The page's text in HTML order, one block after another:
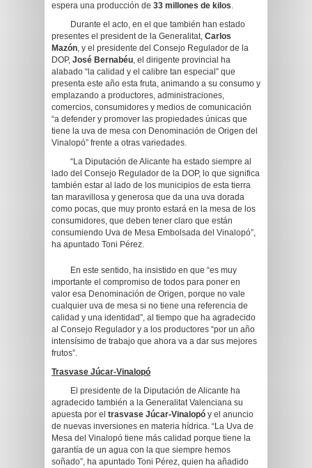
espera una producción de 33 millones de kilos.
Durante el acto, en el que también han estado
presentes el president de la Generalitat, Carlos
Mazón, y el presidente del Consejo Regulador de la
DOP, José Bernabéu, el dirigente provincial ha
alabado “la calidad y el calibre tan especial” que
presenta este año esta fruta, animando a su consumo y
emplazando a productores, administraciones,
comercios, consumidores y medios de comunicación
“a defender y promover las propiedades únicas que
tiene la uva de mesa con Denominación de Origen del
Vinalopó” frente a otras variedades.
“La Diputación de Alicante ha estado siempre al
lado del Consejo Regulador de la DOP, lo que significa
también estar al lado de los municipios de esta tierra
tan maravillosa y generosa que da una uva dorada
como pocas, que muy pronto estará en la mesa de los
consumidores, que deben tener claro que están
consumiendo Uva de Mesa Embolsada del Vinalopó”,
ha apuntado Toni Pérez.
En este sentido, ha insistido en que “es muy
importante el compromiso de todos para poner en
valor esa Denominación de Origen, porque no vale
cualquier uva de mesa si no tiene una referencia de
calidad y una identidad”, al tiempo que ha agradecido
al Consejo Regulador y a los productores “por un año
intensísimo de trabajo que ahora va a dar sus mejores
frutos”.
Trasvase Júcar-Vinalopó
El presidente de la Diputación de Alicante ha
agradecido también a la Generalitat Valenciana su
apuesta por el trasvase Júcar-Vinalopó y el anuncio
de nuevas inversiones en materia hídrica. “La Uva de
Mesa del Vinalopó tiene más calidad porque tiene la
garantía de un agua con la que siempre hemos
soñado”, ha apuntado Toni Pérez, quien ha añadido